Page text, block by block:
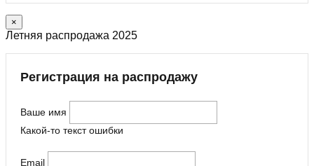
×
Летняя распродажа 2025
Регистрация на распродажу
Ваше имя
Какой-то текст ошибки
Email